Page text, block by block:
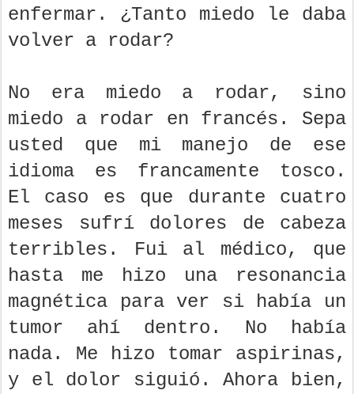
enfermar. ¿Tanto miedo le daba
volver a rodar?
No era miedo a rodar, sino
miedo a rodar en francés. Sepa
usted que mi manejo de ese
idioma es francamente tosco.
El caso es que durante cuatro
meses sufrí dolores de cabeza
terribles. Fui al médico, que
hasta me hizo una resonancia
magnética para ver si había un
tumor ahí dentro. No había
nada. Me hizo tomar aspirinas,
y el dolor siguió. Ahora bien,